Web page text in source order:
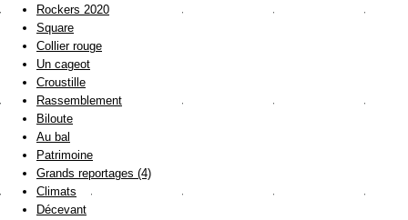
Rockers 2020
Square
Collier rouge
Un cageot
Croustille
Rassemblement
Biloute
Au bal
Patrimoine
Grands reportages (4)
Climats
Décevant